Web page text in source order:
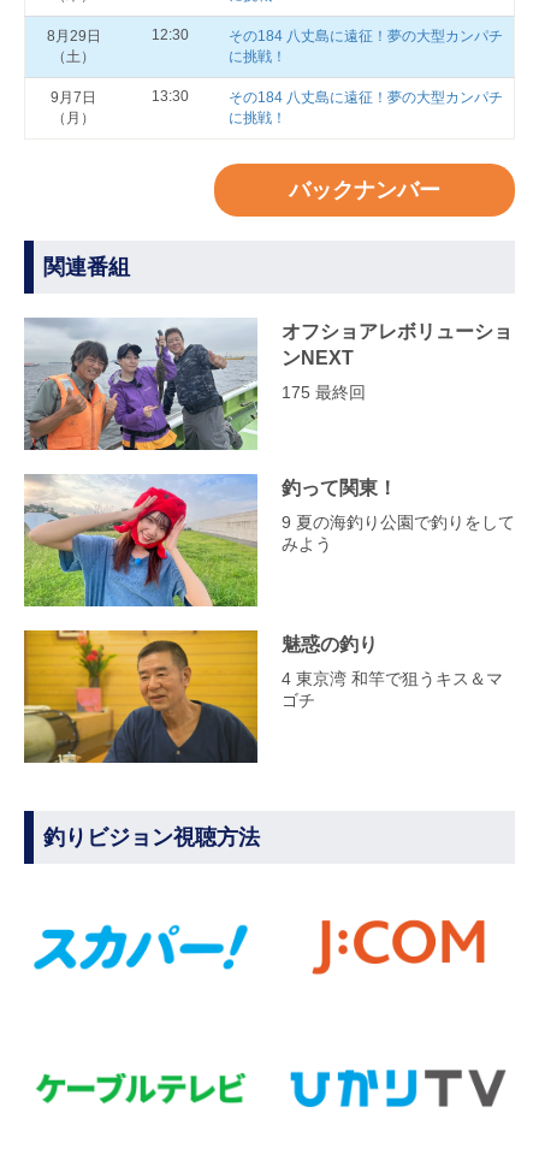
8月29日
（土）
12:30
その184 八丈島に遠征！夢の大型カンパチ
に挑戦！
9月7日
（月）
13:30
その184 八丈島に遠征！夢の大型カンパチ
に挑戦！
バックナンバー
関連番組
オフショアレボリューショ
ンNEXT
175 最終回
釣って関東！
9 夏の海釣り公園で釣りをして
みよう
魅惑の釣り
4 東京湾 和竿で狙うキス＆マ
ゴチ
釣りビジョン視聴方法